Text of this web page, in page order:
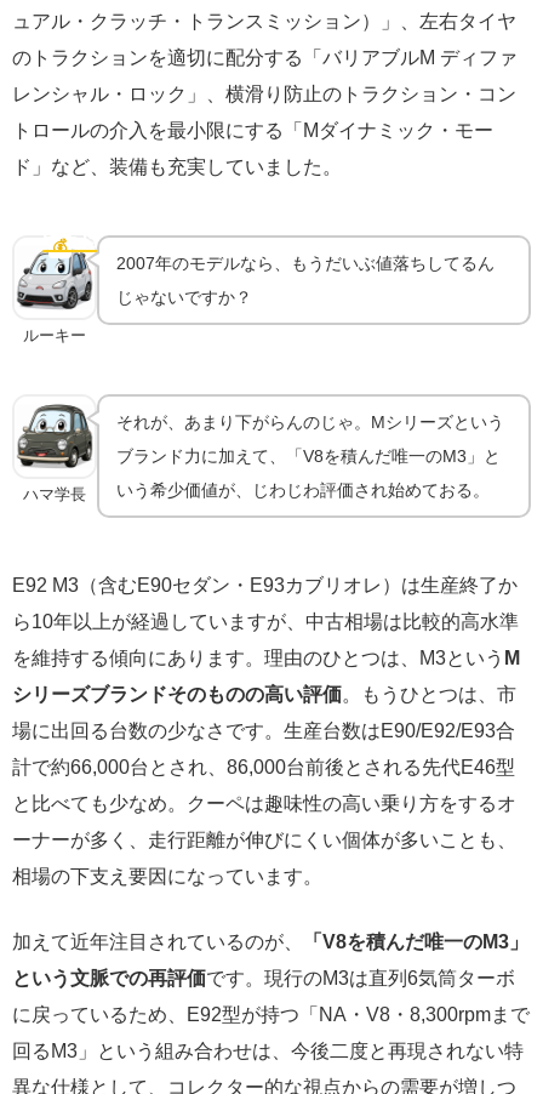
ュアル・クラッチ・トランスミッション）」、左右タイヤ
のトラクションを適切に配分する「バリアブルM ディファ
レンシャル・ロック」、横滑り防止のトラクション・コン
トロールの介入を最小限にする「Mダイナミック・モー
ド」など、装備も充実していました。
💰 中古相場
E92 M3は今いくら？「唯一のV8」というプレミアム
ルーキー
2007年のモデルなら、もうだいぶ値落ちしてるん
じゃないですか？
ハマ学長
それが、あまり下がらんのじゃ。Mシリーズという
ブランド力に加えて、「V8を積んだ唯一のM3」と
いう希少価値が、じわじわ評価され始めておる。
E92 M3（含むE90セダン・E93カブリオレ）は生産終了か
ら10年以上が経過していますが、中古相場は比較的高水準
を維持する傾向にあります。理由のひとつは、M3という M
シリーズブランドそのものの高い評価。もうひとつは、市
場に出回る台数の少なさです。生産台数はE90/E92/E93合
計で約66,000台とされ、86,000台前後とされる先代E46型
と比べても少なめ。クーペは趣味性の高い乗り方をするオ
ーナーが多く、走行距離が伸びにくい個体が多いことも、
相場の下支え要因になっています。
加えて近年注目されているのが、
「V8を積んだ唯一のM3」
という文脈での再評価です。現行のM3は直列6気筒ターボ
に戻っているため、E92型が持つ「NA・V8・8,300rpmまで
回るM3」という組み合わせは、今後二度と再現されない特
異な仕様として、コレクター的な視点からの需要が増しつ